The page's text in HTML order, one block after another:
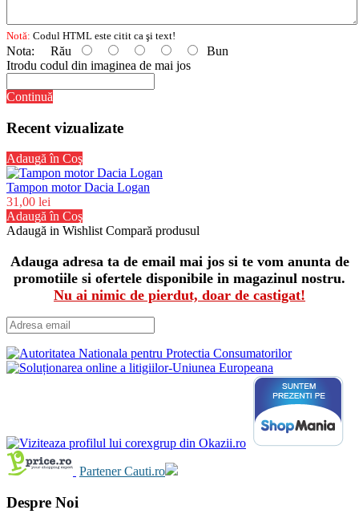
Notă: Codul HTML este citit ca şi text!
Nota: Rău
Bun
Itrodu codul din imaginea de mai jos
Continuă
Recent vizualizate
Adaugă în Coş
Tampon motor Dacia Logan
31,00 lei
Adaugă în Coş
Adaugă in Wishlist Compară produsul
Adauga adresa ta de email mai jos si te vom anunta de
promotiile si ofertele disponibile in magazinul nostru.
Nu ai nimic de pierdut, doar de castigat!
Partener Cauti.ro
Despre Noi